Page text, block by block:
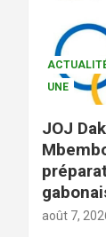
UNE
JOJ
août 7,